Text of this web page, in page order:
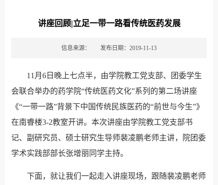
讲座回顾|立足一带一路看传统医药发展
信息来源： 发布日期：2019-11-13
11月6日晚上七点半，由学院教工党支部、团委学生
会联合举办的药学院“传统医药文化”系列的第二场讲座
《“一带一路”背景下中国传统民族医药的“前世与今生”》
在南睿楼3-2教室开讲。本次讲座由学院教工党支部书
记、副研究员、硕士研究生导师裴凌鹏老师主讲，院团委
学术实践部部长张增丽同学主持。
下面，就让我们一起走入讲座现场，跟随裴凌鹏老师